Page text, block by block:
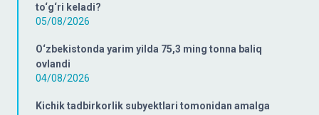
to‘g‘ri keladi?
05/08/2026
O‘zbekistonda yarim yilda 75,3 ming tonna baliq
ovlandi
04/08/2026
Kichik tadbirkorlik subyektlari tomonidan amalga